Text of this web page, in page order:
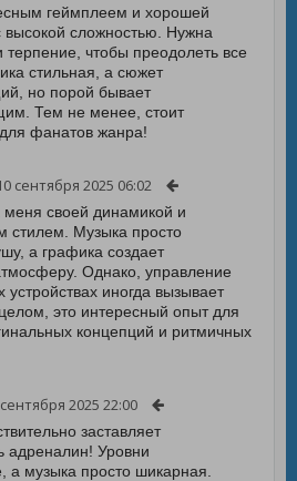
геймплеем и хорошей
высокой сложностью. Нужна
терпение, чтобы преодолеть все
стильная, а сюжет
но порой бывает
Тем не менее, стоит
фанатов жанра!
сентября 2025 06:02
меня своей динамикой и
стилем. Музыка просто
а графика создает
Однако, управление
иногда вызывает
это интересный опыт для
концепций и ритмичных
2025 22:00
заставляет
адреналин! Уровни
а музыка просто шикарная.